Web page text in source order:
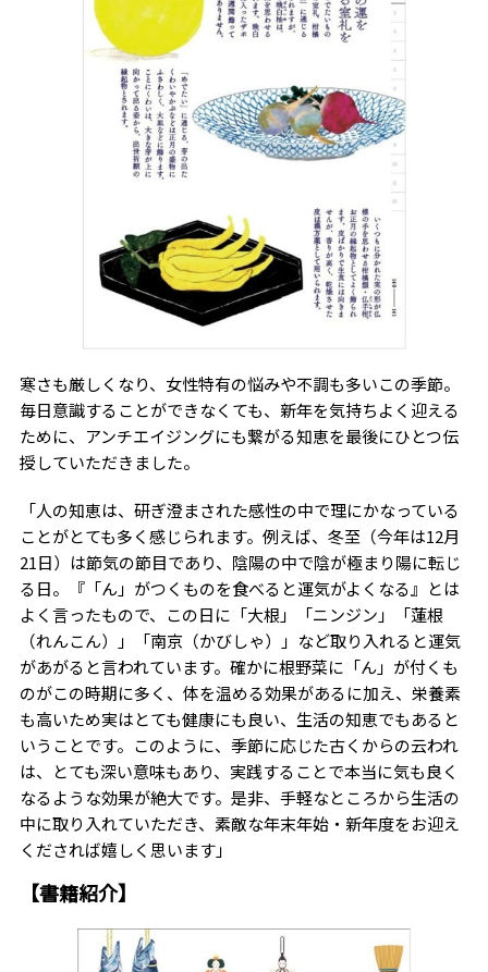
寒さも厳しくなり、女性特有の悩みや不調も多いこの季節。
毎日意識することができなくても、新年を気持ちよく迎える
ために、アンチエイジングにも繋がる知恵を最後にひとつ伝
授していただきました。
「人の知恵は、研ぎ澄まされた感性の中で理にかなっている
ことがとても多く感じられます。例えば、冬至（今年は12月
21日）は節気の節目であり、陰陽の中で陰が極まり陽に転じ
る日。『「ん」がつくものを食べると運気がよくなる』とは
よく言ったもので、この日に「大根」「ニンジン」「蓮根
（れんこん）」「南京（かびしゃ）」など取り入れると運気
があがると言われています。確かに根野菜に「ん」が付くも
のがこの時期に多く、体を温める効果があるに加え、栄養素
も高いため実はとても健康にも良い、生活の知恵でもあると
いうことです。このように、季節に応じた古くからの云われ
は、とても深い意味もあり、実践することで本当に気も良く
なるような効果が絶大です。是非、手軽なところから生活の
中に取り入れていただき、素敵な年末年始・新年度をお迎え
くだされば嬉しく思います」
【書籍紹介】